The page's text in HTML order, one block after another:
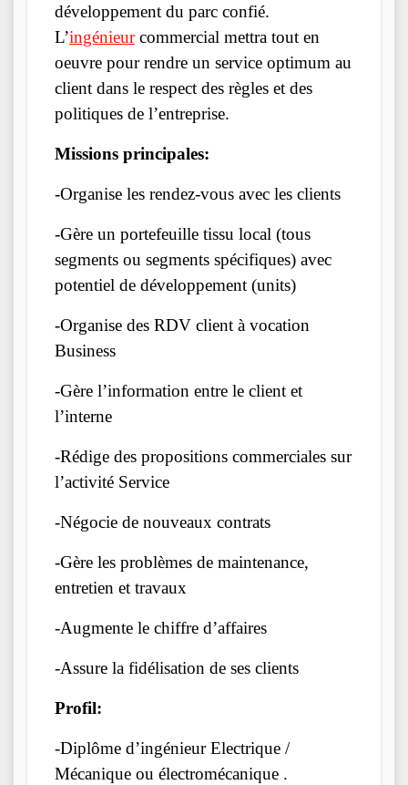
développement du parc confié.
L’ingénieurcommercial mettra tout en
oeuvre pour rendre un service optimum au
client dans le respect des règles et des
politiques de l’entreprise.
Missions principales:
-Organise les rendez-vous avec les clients
-Gère un portefeuille tissu local (tous
segments ou segments spécifiques) avec
potentiel de développement (units)
-Organise des RDV client à vocation
Business
-Gère l’information entre le client et
l’interne
-Rédige des propositions commerciales sur
l’activité Service
-Négocie de nouveaux contrats
-Gère les problèmes de maintenance,
entretien et travaux
-Augmente le chiffre d’affaires
-Assure la fidélisation de ses clients
Profil:
-Diplôme d’ingénieur Electrique /
Mécanique ou électromécanique .